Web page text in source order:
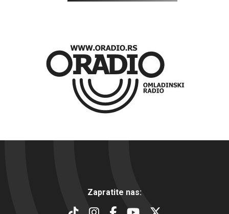
Zapratite nas: